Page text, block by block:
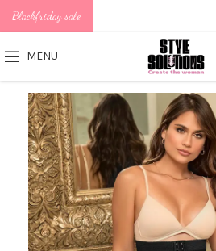
MENU
Blackfriday sale